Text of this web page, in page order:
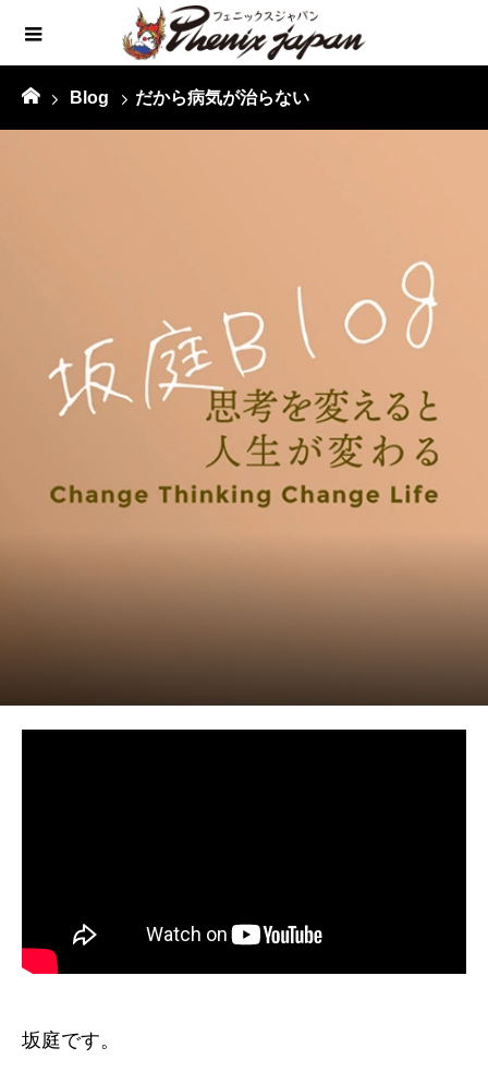
Blog だから病気が治らない
坂庭です。